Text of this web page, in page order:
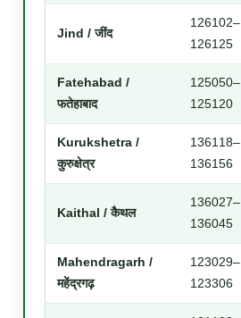
Jind / जींद
126102–
126125
Fatehabad /
फतेहाबाद
125050–
125120
Kurukshetra /
कुरुक्षेत्र
136118–
136156
Kaithal / कैथल
136027–
136045
Mahendragarh /
महेंद्रगढ़
123029–
123306